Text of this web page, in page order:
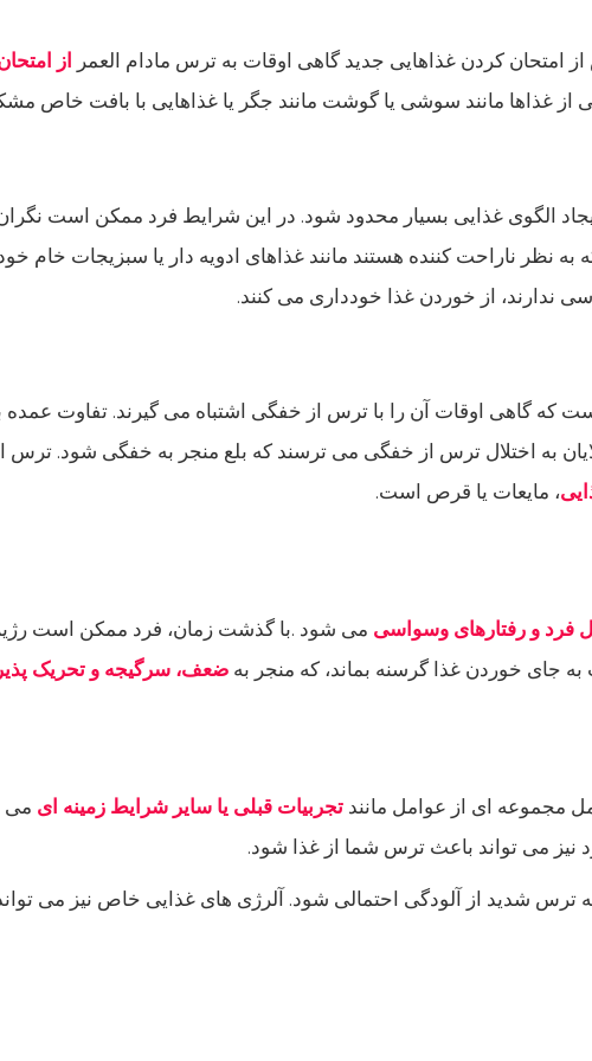
کردن غذاهایی جدید گاهی اوقات به ترس مادام العمر از
از غذاها مانند سوشی یا گوشت مانند جگر یا غذاهایی با بافت خاص
الگوی غذایی بسیار محدود شود. در این شرایط فرد ممکن است
نظر ناراحت کننده هستند مانند غذاهای ادویه دار یا سبزیجات خام
ندارند، از خوردن غذا خودداری می کنند.
که گاهی اوقات آن را با ترس از خفگی اشتباه می گیرند. تفاوت عمده
به اختلال ترس از خفگی می ترسند که بلع منجر به خفگی شود. ترس
، مایعات یا قرص است.
فرد و رفتارهای وسواسی می شود .با گذشت زمان، فرد ممکن است
جای خوردن غذا گرسنه بماند، که منجر به ضعف، سرگیجه و تحریک
ای از عوامل مانند تجربیات قبلی یا سایر شرایط زمینه ای می
نیز می تواند باعث ترس شما از غذا شود.
شدید از آلودگی احتمالی شود. آلرژی های غذایی خاص نیز می